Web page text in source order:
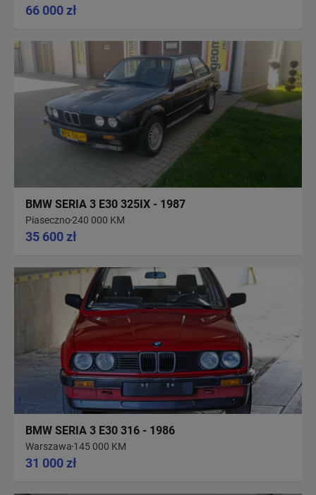
66 000 zł
BMW SERIA 3 E30 325IX - 1987
Piaseczno240 000 KM
35 600 zł
BMW SERIA 3 E30 316 - 1986
Warszawa 145 000 KM
31 000 zł